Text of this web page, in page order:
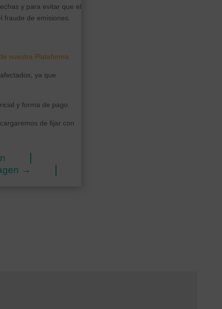
y para evitar que el
de emisiones.
nuestra Plataforma.
ya que
y forma de pago.
de fijar con
→